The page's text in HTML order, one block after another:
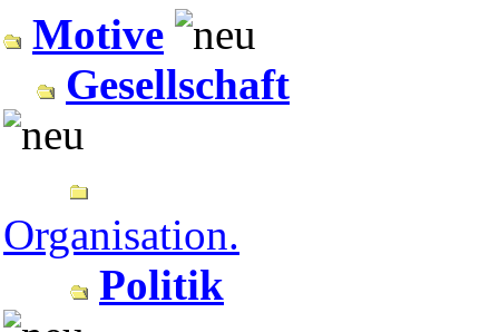
Motive
Gesellschaft
Organisation.
Politik